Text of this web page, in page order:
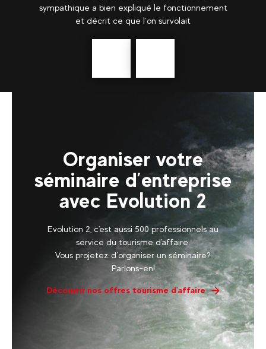
sympathique a bien expliqué le fonctionnement
et décrit ce que l’on survolait
Organiser votre
séminaire d’entreprise
avec Evolution 2
Evolution 2, c'est aussi 500 professionnels au
service du tourisme d'affaire.
Vous projetez d’organiser un séminaire?
Parlons-en!
Découvrir nos offres tourisme d'affaire